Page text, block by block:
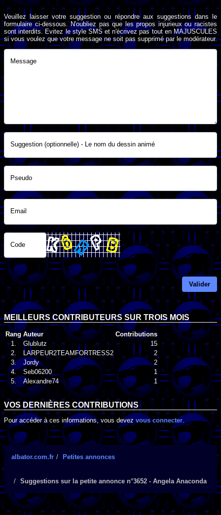
Veuillez laisser votre suggestion ou répondre aux suggestions dans le
formulaire ci-dessous. N'oubliez pas que les propos injurieux ou racistes
sont interdits. Evitez le style SMS et n'écrivez pas tout en MAJUSCULES
si vous voulez que votre message ne soit pas supprimé par le modérateur.
Message
Suggestion (optionnelle) - Le nom du dessin animé
Pseudo
Email
Code
Valider
MEILLEURS CONTRIBUTEURS SUR TROIS MOIS
Rang Auteur
Contributions
1.
Glublutz
15
2.
LARPEUR2TEAMFORTRESS2
2
3.
Jordy
2
4.
Seb06200
1
5.
Alexandre74 1
VOS DERNIÈRES CONTRIBUTIONS
Pour accéder à ces informations, vous devezvous connecter
albator.com.fr Petites annonces
Suggestions sur la petite annonce n°3652 - Angela Anaconda